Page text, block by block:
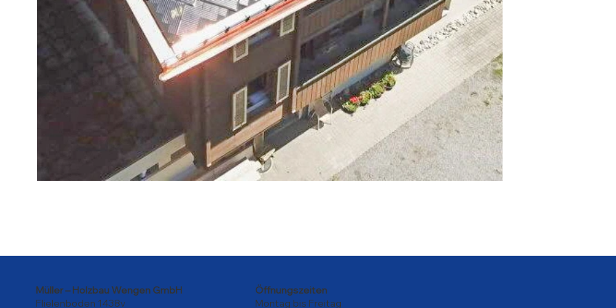
Müller – Holzbau Wengen GmbH
Flielenboden 1438v
Öffnungszeiten
Montag bis Freitag